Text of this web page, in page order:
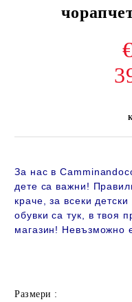
За нас в
дете са важни!
краче, за всеки
обувки са тук, в твоя
магазин! Невъзможно
Размери :